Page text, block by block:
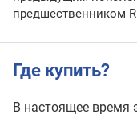
предшественником R
Где купить?
В настоящее время